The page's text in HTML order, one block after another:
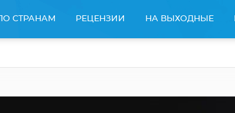
ПО СТРАНАМ РЕЦЕНЗИИ НА ВЫХОДНЫЕ